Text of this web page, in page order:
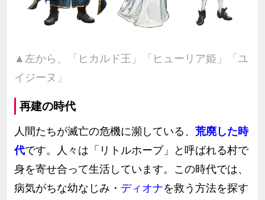
▲左から、「ヒカルド王」「ヒューリア姫」「ユ
イジーヌ」
再建の時代
人間たちが滅亡の危機に瀕している、 荒廃した時
代です。人々は「リトルホープ」と呼ばれる村で
身を寄せ合って生活しています。この時代では、
病気がちな幼なじみ・ ディオナを救う方法を探す